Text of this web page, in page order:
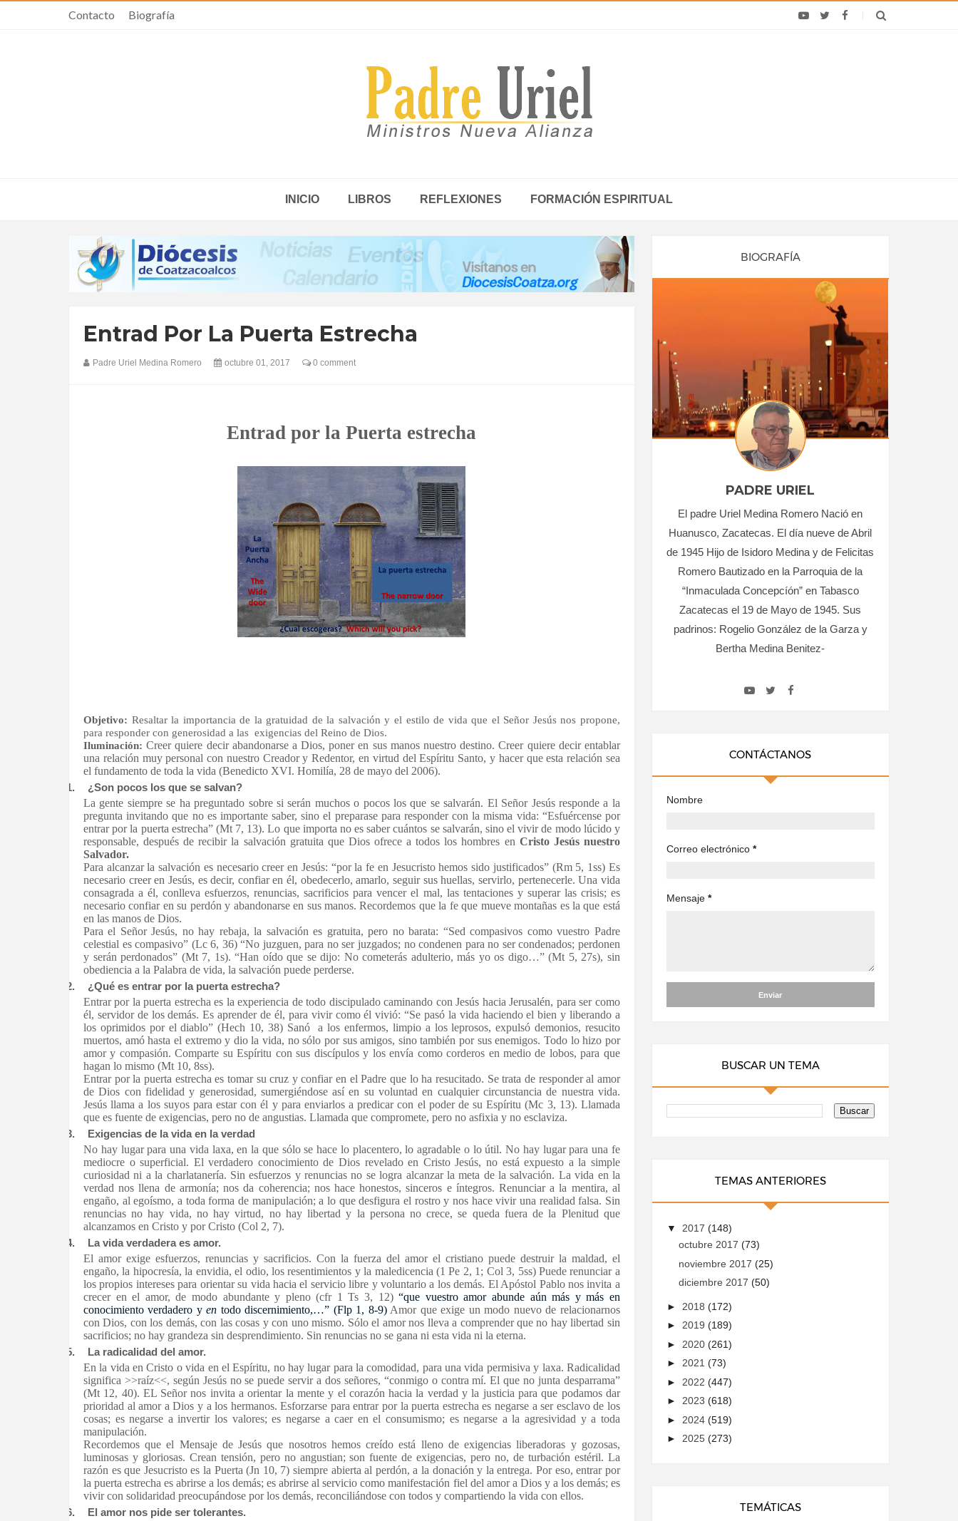
Contacto Biografía
INICIO LIBROS REFLEXIONES FORMACIÓN ESPIRITUAL
Entrad Por La Puerta Estrecha
Padre Uriel Medina Romero octubre 01, 2017 0 comment
Entrad por la Puerta estrecha
Objetivo: Resaltar la importancia de la gratuidad de la salvación y el estilo de vida que el Señor Jesús nos propone,
para responder con generosidad a las exigencias del Reino de Dios.
Iluminación:Creer quiere decir abandonarse a Dios, poner en sus manos nuestro destino. Creer quiere decir entablar
una relación muy personal con nuestro Creador y Redentor, en virtud del Espíritu Santo, y hacer que esta relación sea
el fundamento de toda la vida (Benedicto XVI. Homilía, 28 de mayo del 2006).
1.
¿Son pocos los que se salvan?
La gente siempre se ha preguntado sobre si serán muchos o pocos los que se salvarán. El Señor Jesús responde a la
pregunta invitando que no es importante saber, sino el preparase para responder con la misma vida: “Esfuércense por
entrar por la puerta estrecha” (Mt 7, 13). Lo que importa no es saber cuántos se salvarán, sino el vivir de modo lúcido y
responsable, después de recibir la salvación gratuita que Dios ofrece a todos los hombres en Cristo Jesús nuestro
Salvador.
Para alcanzar la salvación es necesario creer en Jesús: “por la fe en Jesucristo hemos sido justificados” (Rm 5, 1ss) Es
necesario creer en Jesús, es decir, confiar en él, obedecerlo, amarlo, seguir sus huellas, servirlo, pertenecerle. Una vida
consagrada a él, conlleva esfuerzos, renuncias, sacrificios para vencer el mal, las tentaciones y superar las crisis; es
necesario confiar en su perdón y abandonarse en sus manos. Recordemos que la fe que mueve montañas es la que está
en las manos de Dios.
Para el Señor Jesús, no hay rebaja, la salvación es gratuita, pero no barata: “Sed compasivos como vuestro Padre
celestial es compasivo” (Lc 6, 36) “No juzguen, para no ser juzgados; no condenen para no ser condenados; perdonen
y serán perdonados” (Mt 7, 1s). “Han oído que se dijo: No cometerás adulterio, más yo os digo…” (Mt 5, 27s), sin
obediencia a la Palabra de vida, la salvación puede perderse.
2.
¿Qué es entrar por la puerta estrecha?
Entrar por la puerta estrecha es la experiencia de todo discipulado caminando con Jesús hacia Jerusalén, para ser como
él, servidor de los demás. Es aprender de él, para vivir como él vivió: “Se pasó la vida haciendo el bien y liberando a
los oprimidos por el diablo” (Hech 10, 38) Sanó a los enfermos, limpio a los leprosos, expulsó demonios, resucito
muertos, amó hasta el extremo y dio la vida, no sólo por sus amigos, sino también por sus enemigos. Todo lo hizo por
amor y compasión. Comparte su Espíritu con sus discípulos y los envía como corderos en medio de lobos, para que
hagan lo mismo (Mt 10, 8ss).
Entrar por la puerta estrecha es tomar su cruz y confiar en el Padre que lo ha resucitado. Se trata de responder al amor
de Dios con fidelidad y generosidad, sumergiéndose así en su voluntad en cualquier circunstancia de nuestra vida.
Jesús llama a los suyos para estar con él y para enviarlos a predicar con el poder de su Espíritu (Mc 3, 13). Llamada
que es fuente de exigencias, pero no de angustias. Llamada que compromete, pero no asfixia y no esclaviza.
3.
Exigencias de la vida en la verdad
No hay lugar para una vida laxa, en la que sólo se hace lo placentero, lo agradable o lo útil. No hay lugar para una fe
mediocre o superficial. El verdadero conocimiento de Dios revelado en Cristo Jesús, no está expuesto a la simple
curiosidad ni a la charlatanería. Sin esfuerzos y renuncias no se logra alcanzar la meta de la salvación. La vida en la
verdad nos llena de armonía; nos da coherencia; nos hace honestos, sinceros e íntegros. Renunciar a la mentira, al
engaño, al egoísmo, a toda forma de manipulación; a lo que desfigura el rostro y nos hace vivir una realidad falsa. Sin
renuncias no hay vida, no hay virtud, no hay libertad y la persona no crece, se queda fuera de la Plenitud que
alcanzamos en Cristo y por Cristo (Col 2, 7).
4.
La vida verdadera es amor.
El amor exige esfuerzos, renuncias y sacrificios. Con la fuerza del amor el cristiano puede destruir la maldad, el
engaño, la hipocresía, la envidia, el odio, los resentimientos y la maledicencia (1 Pe 2, 1; Col 3, 5ss) Puede renunciar a
los propios intereses para orientar su vida hacia el servicio libre y voluntario a los demás. El Apóstol Pablo nos invita a
crecer en el amor, de modo abundante y pleno (cfr 1 Ts 3, 12)“que vuestro amor abunde aún más y más en
conocimiento verdadero yen todo discernimiento,…” (Flp 1, 8-9)Amor que exige un modo nuevo de relacionarnos
con Dios, con los demás, con las cosas y con uno mismo. Sólo el amor nos lleva a comprender que no hay libertad sin
sacrificios; no hay grandeza sin desprendimiento. Sin renuncias no se gana ni esta vida ni la eterna.
5.
La radicalidad del amor.
En la vida en Cristo o vida en el Espíritu, no hay lugar para la comodidad, para una vida permisiva y laxa. Radicalidad
significa >>raíz<<, según Jesús no se puede servir a dos señores, “conmigo o contra mí. El que no junta desparrama”
(Mt 12, 40). EL Señor nos invita a orientar la mente y el corazón hacia la verdad y la justicia para que podamos dar
prioridad al amor a Dios y a los hermanos. Esforzarse para entrar por la puerta estrecha es negarse a ser esclavo de los
cosas; es negarse a invertir los valores; es negarse a caer en el consumismo; es negarse a la agresividad y a toda
manipulación.
Recordemos que el Mensaje de Jesús que nosotros hemos creído está lleno de exigencias liberadoras y gozosas,
luminosas y gloriosas. Crean tensión, pero no angustian; son fuente de exigencias, pero no, de turbación estéril. La
razón es que Jesucristo es la Puerta (Jn 10, 7) siempre abierta al perdón, a la donación y la entrega. Por eso, entrar por
la puerta estrecha es abrirse a los demás; es abrirse al servicio como manifestación fiel del amor a Dios y a los demás; es
vivir con solidaridad preocupándose por los demás, reconciliándose con todos y compartiendo la vida con ellos.
6.
El amor nos pide ser tolerantes.
BIOGRAFÍA
PADRE URIEL
El padre Uriel Medina Romero Nació en
Huanusco, Zacatecas. El día nueve de Abril
de 1945 Hijo de Isidoro Medina y de Felicitas
Romero Bautizado en la Parroquia de la
“Inmaculada Concepcíón” en Tabasco
Zacatecas el 19 de Mayo de 1945. Sus
padrinos: Rogelio González de la Garza y
Bertha Medina Benitez-
CONTÁCTANOS
Nombre
Correo electrónico *
Mensaje *
BUSCAR UN TEMA
TEMAS ANTERIORES
▼ 2017 (148)
octubre 2017 (73)
noviembre 2017 (25)
diciembre 2017 (50)
► 2018 (172)
► 2019 (189)
► 2020 (261)
► 2021 (73)
► 2022 (447)
► 2023 (618)
► 2024 (519)
► 2025 (273)
TEMÁTICAS